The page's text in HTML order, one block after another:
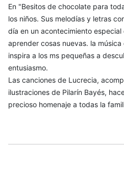
En "Besitos de chocolate para
los niños. Sus melodías y letras
día en un acontecimiento
aprender cosas nuevas. la
inspira a los ms pequeñas a
entusiasmo.
Las canciones de Lucrecia,
ilustraciones de Pilarín Bayés,
precioso homenaje a todas la